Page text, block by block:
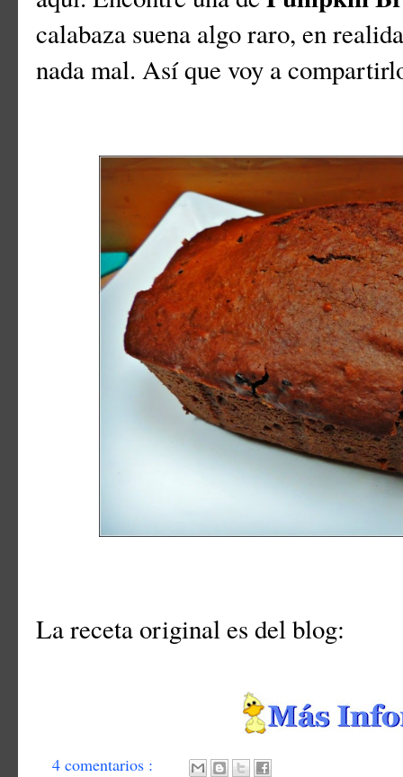
calabaza suena algo raro, en
nada mal. Así que voy a
La receta original es del blog:
4 comentarios :